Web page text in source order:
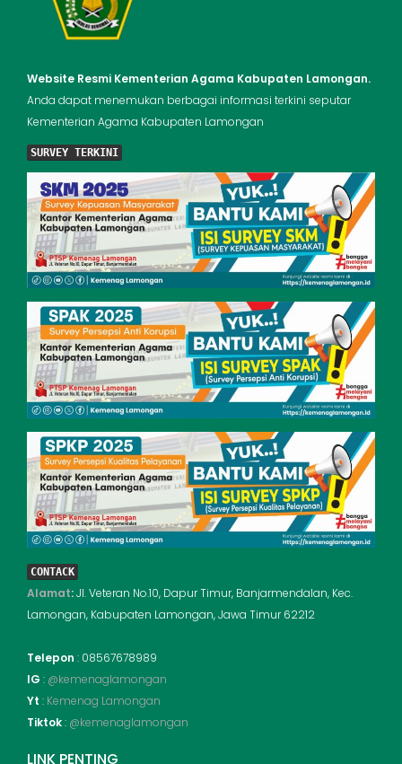
Website Resmi Kementerian Agama Kabupaten Lamongan.
Anda dapat menemukan berbagai informasi terkini seputar
Kementerian Agama Kabupaten Lamongan
SURVEY TERKINI
CONTACK
Alamat:Jl. Veteran No.10, Dapur Timur, Banjarmendalan, Kec.
Lamongan, Kabupaten Lamongan, Jawa Timur 62212
Telepon : 08567678989
IG : @kemenaglamongan
Yt : Kemenag Lamongan
Tiktok: @kemenaglamongan
LINK PENTING